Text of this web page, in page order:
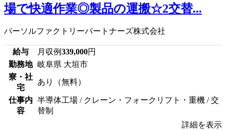
場で快適作業◎製品の運搬☆2交替...
パーソルファクトリーパートナーズ株式会社
給与 月収例339,000円
勤務地 岐阜県 大垣市
寮・社
宅
あり（無料）
仕事内
容
半導体工場 / クレーン・フォークリフト・重機 / 交
替制
詳細を表示